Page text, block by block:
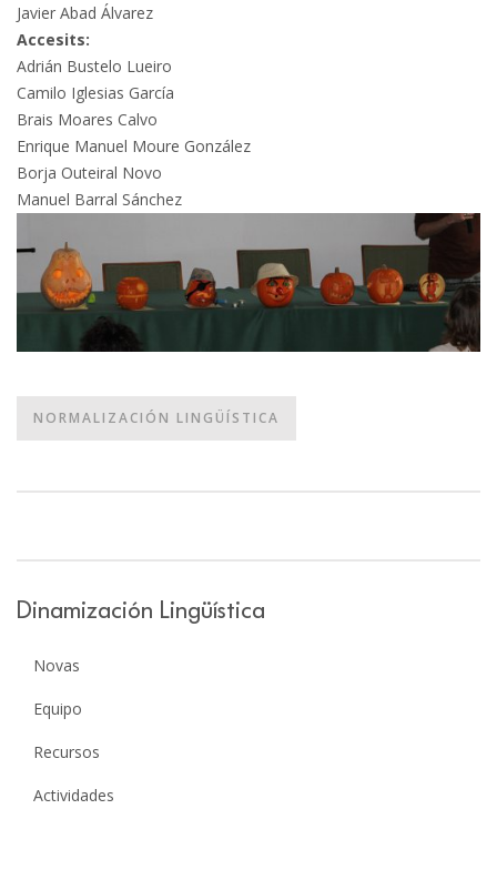
Javier Abad Álvarez
Accesits:
Adrián Bustelo Lueiro
Camilo Iglesias García
Brais Moares Calvo
Enrique Manuel Moure González
Borja Outeiral Novo
Manuel Barral Sánchez
NORMALIZACIÓN LINGÜÍSTICA
Dinamización Lingüística
Novas
Equipo
Recursos
Actividades